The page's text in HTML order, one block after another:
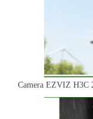
Camera EZVIZ H3C